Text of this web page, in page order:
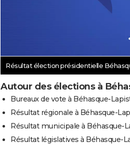
Résultat élection présidentielle
Autour des élections à
Bureaux de vote à Béhasque-
Résultat régionale à Béhasque-
Résultat municipale à Béhasque-
Résultat législatives à Béhasque-